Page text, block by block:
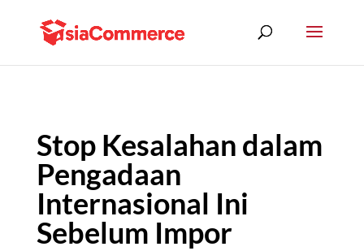
Stop Kesalahan dalam
Pengadaan
Internasional Ini
Sebelum Impor